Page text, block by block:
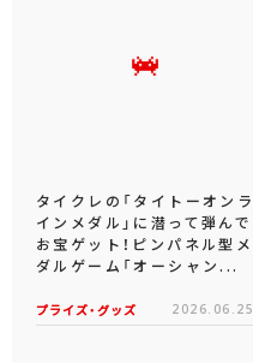
タイクレの「タイトーオンラ
インメダル」に潜って弾んで
お宝ゲット！ピンパネル型メ
ダルゲーム「オーシャン...
プライズ・グッズ 2026.06.25